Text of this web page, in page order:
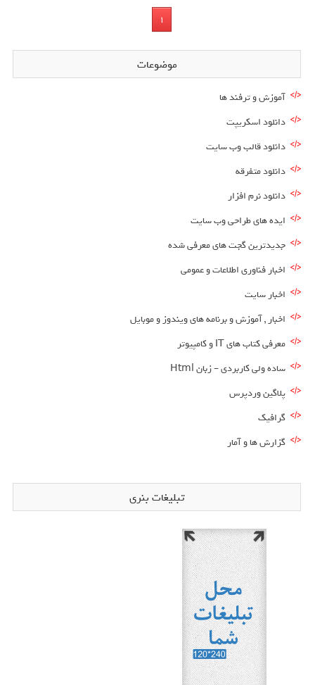
1
موضوعات
آموزش و ترفند ها
دانلود اسکریپت
دانلود قالب وب سایت
دانلود متفرقه
دانلود نرم افزار
ایده های طراحی وب سایت
جدیدترین گجت های معرفی شده
اخبار فناوری اطلاعات و عمومی
اخبار سایت
اخبار , آموزش و برنامه های ویندوز و موبایل
معرفی کتاب های IT و کامپیوتر
ساده ولی کاربردی – زبان Html
پلاگین وردپرس
گرافیک
گزارش ها و آمار
تبلیغات بنری